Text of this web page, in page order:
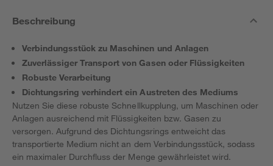
Beschreibung
Verbindungsstück zu Maschinen und Anlagen
Zuverlässiger Transport von Gasen oder Flüssigkeiten
Robuste Verarbeitung
Dichtungsring verhindert ein Austreten des Mediums
Nutzen Sie diese robuste Schnellkupplung, um Maschinen oder
Anlagen ausreichend mit Flüssigkeiten bzw. Gasen zu
versorgen. Aufgrund des Dichtungsrings entweicht das
transportierte Medium nicht an dem Verbindungsstück, sodass
ein maximaler Durchfluss der Menge gewährleistet wird.